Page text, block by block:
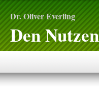
Dr. Oliver Everling
Den